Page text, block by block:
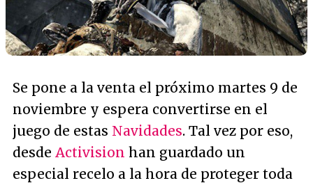
Se pone a la venta el próximo martes 9 de
noviembre y espera convertirse en el
juego de estas Navidades. Tal vez por eso,
desde Activision han guardado un
especial recelo a la hora de proteger toda